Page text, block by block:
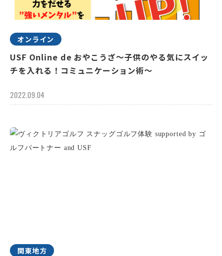
オンライン
USF Online de おやこうざ～子供のやる気にスイッ
チを入れる！コミュニケーション術～
2022.09.04
関東地方